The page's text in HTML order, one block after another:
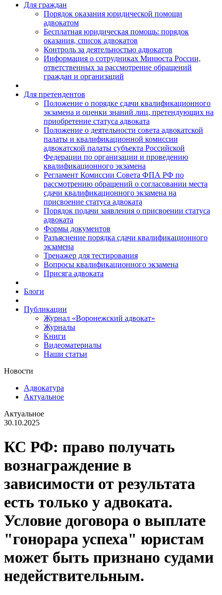
Для граждан
Порядок оказания юридической помощи
адвокатом
Бесплатная юридическая помощь: порядок
оказания, список адвокатов
Контроль за деятельностью адвокатов
Информация о сотрудниках Минюста России,
ответственных за рассмотрение обращений
граждан и организаций
Для претендентов
Положение о порядке сдачи квалификационного
экзамена и оценки знаний лиц, претендующих на
приобретение статуса адвоката
Положение о деятельности совета адвокатской
палаты и квалификационной комиссии
адвокатской палаты субъекта Российской
Федерации по организации и проведению
квалификационного экзамена
Регламент Комиссии Совета ФПА РФ по
рассмотрению обращений о согласовании места
сдачи квалификационного экзамена на
присвоение статуса адвоката
Порядок подачи заявления о присвоении статуса
адвоката
Формы документов
Разъяснение порядка сдачи квалификационного
экзамена
Тренажер для тестирования
Вопросы квалификационного экзамена
Присяга адвоката
Блоги
Публикации
Журнал «Воронежский адвокат»
Журналы
Книги
Видеоматериалы
Наши статьи
Новости
Адвокатура
Актуальное
Актуальное
30.10.2025
КС РФ: право получать
вознаграждение в
зависимости от результата
есть только у адвоката.
Условие договора о выплате
"гонорара успеха" юристам
может быть признано судами
недействительным.